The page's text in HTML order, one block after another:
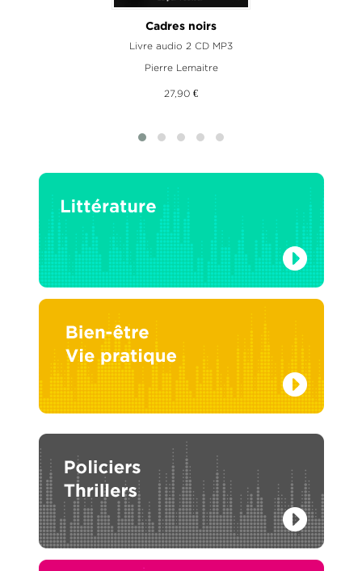
Cadres noirs
Livre audio 2 CD MP3
Pierre Lemaitre
27,90 €